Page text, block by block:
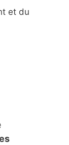
et du